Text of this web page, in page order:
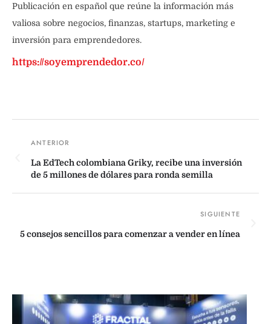
Publicación en español que reúne la información más
valiosa sobre negocios, finanzas, startups, marketing e
inversión para emprendedores.
https://soyemprendedor.co/
La EdTech colombiana Griky, recibe una inversión
de 5 millones de dólares para ronda semilla
5 consejos sencillos para comenzar a vender en línea